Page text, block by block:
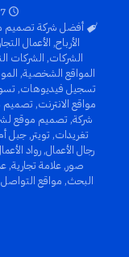
7 أغسطس، 2017
أفضل شركة تصميم
الأرباح, الأعمال
الشركات, الشركات
المواقع الشخصية,
تسجيل فيديوهات,
مواقع الانترنت, تصميم
شركة, تصميم موقع
تغريدات, تويتر,جبل
رجال الأعمال,رواد
صور,علامة تجارية,
البحث, مواقع